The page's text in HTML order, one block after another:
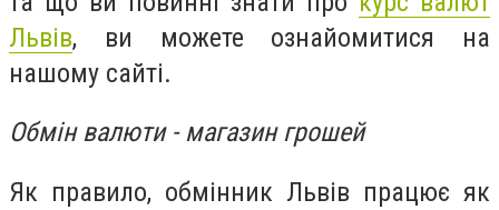
Львів, ви можете ознайомитися на
нашому сайті.
Обмін валюти - магазин грошей
Як правило, обмінник Львів працює як